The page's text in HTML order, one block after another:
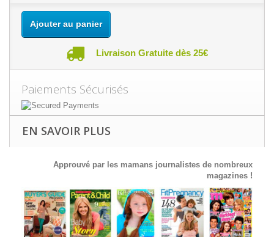
Ajouter au panier
Livraison Gratuite dès 25€
Paiements Sécurisés
EN SAVOIR PLUS
Approuvé par les mamans journalistes de nombreux
magazines !